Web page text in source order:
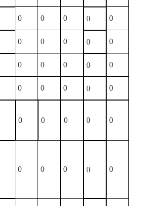
0 0 0 0 0
0 0 0 0 0
0 0 0 0 0
0 0 0 0 0
0 0 0 0 0
0 0 0 0 0